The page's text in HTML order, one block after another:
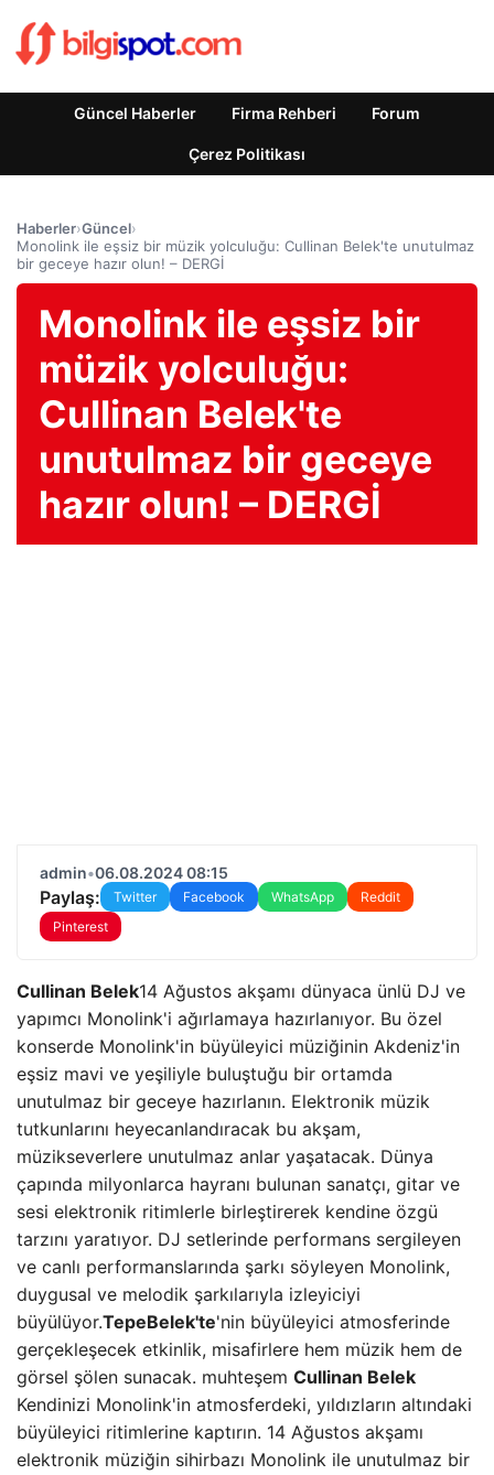
Güncel Haberler Firma Rehberi Forum
Çerez Politikası
Haberler›Güncel›
Monolink ile eşsiz bir müzik yolculuğu: Cullinan Belek'te unutulmaz
bir geceye hazır olun! – DERGİ
Monolink ile eşsiz bir
müzik yolculuğu:
Cullinan Belek'te
unutulmaz bir geceye
hazır olun! – DERGİ
admin•06.08.2024 08:15
Paylaş: Twitter Facebook WhatsApp
Reddit
Pinterest
Cullinan Belek14 Ağustos akşamı dünyaca ünlü DJ ve
yapımcı Monolink'i ağırlamaya hazırlanıyor. Bu özel
konserde Monolink'in büyüleyici müziğinin Akdeniz'in
eşsiz mavi ve yeşiliyle buluştuğu bir ortamda
unutulmaz bir geceye hazırlanın. Elektronik müzik
tutkunlarını heyecanlandıracak bu akşam,
müzikseverlere unutulmaz anlar yaşatacak. Dünya
çapında milyonlarca hayranı bulunan sanatçı, gitar ve
sesi elektronik ritimlerle birleştirerek kendine özgü
tarzını yaratıyor. DJ setlerinde performans sergileyen
ve canlı performanslarında şarkı söyleyen Monolink,
duygusal ve melodik şarkılarıyla izleyiciyi
büyülüyor.TepeBelek'te'nin büyüleyici atmosferinde
gerçekleşecek etkinlik, misafirlere hem müzik hem de
görsel şölen sunacak. muhteşem Cullinan Belek
Kendinizi Monolink'in atmosferdeki, yıldızların altındaki
büyüleyici ritimlerine kaptırın. 14 Ağustos akşamı
elektronik müziğin sihirbazı Monolink ile unutulmaz bir